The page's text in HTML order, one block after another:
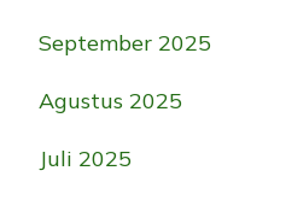
September 2025
Agustus 2025
Juli 2025